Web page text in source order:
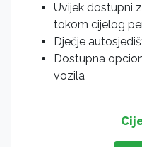
Uvijek dostupni
tokom cijelog
Dječje
Dostupna
vozila